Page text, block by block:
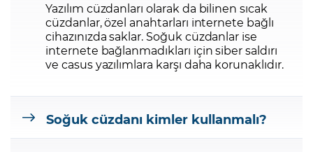
Yazılım cüzdanları olarak da bilinen sıcak
cüzdanlar, özel anahtarları internete bağlı
cihazınızda saklar. Soğuk cüzdanlar ise
internete bağlanmadıkları için siber saldırı
ve casus yazılımlara karşı daha korunaklıdır.
Soğuk cüzdanı kimler kullanmalı?